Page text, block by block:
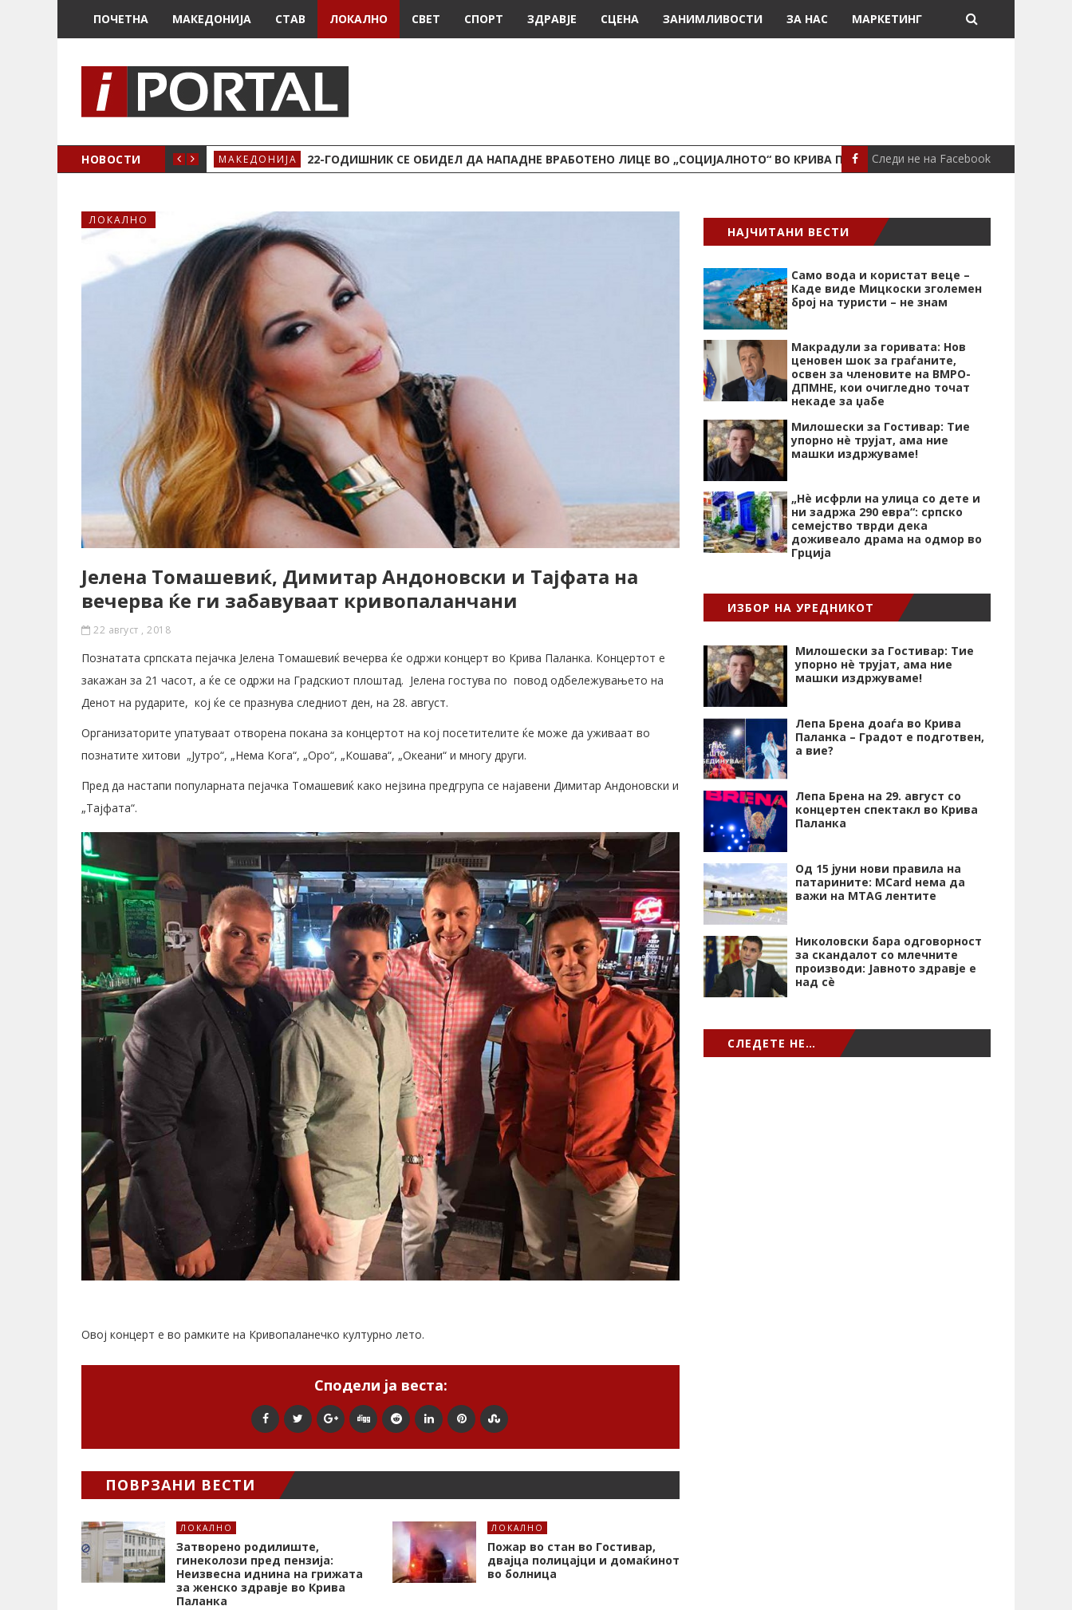
ПОЧЕТНА МАКЕДОНИЈА СТАВ ЛОКАЛНО СВЕТ СПОРТ ЗДРАВЈЕ СЦЕНА ЗАНИМЛИВОСТИ ЗА НАС МАРКЕТИНГ
НОВОСТИ
ЖЕНСКО ЗДРАВЈЕ ВО КРИВА ПАЛАНКА МАКЕДОНИЈА 22-ГОДИШНИК СЕ ОБИДЕЛ ДА НАПАДНЕ ВРАБОТЕНО ЛИЦЕ ВО „СОЦИЈАЛНОТО“ ВО КРИВА ПАЛАНКА ЛОКАЛНО ПОЖАР ВО
Следи не на Facebook
ЛОКАЛНО
Јелена Томашевиќ, Димитар Андоновски и Тајфата на
вечерва ќе ги забавуваат кривопаланчани
22 август , 2018
Познатата српската пејачка Јелена Томашевиќ вечерва ќе одржи концерт во Крива Паланка. Концертот е
закажан за 21 часот, а ќе се одржи на Градскиот плоштад. Јелена гостува по повод одбележувањето на
Денот на рударите, кој ќе се празнува следниот ден, на 28. август.
Организаторите упатуваат отворена покана за концертот на кој посетителите ќе може да уживаат во
познатите хитови „Јутро“, „Нема Кога“, „Оро“, „Кошава“, „Океани“ и многу други.
Пред да настапи популарната пејачка Томашевиќ како нејзина предгрупа се најавени Димитар Андоновски и
„Тајфата“.
Овој концерт е во рамките на Кривопаланечко културно лето.
Сподели ја веста:
ПОВРЗАНИ ВЕСТИ
ЛОКАЛНО
Затворено родилиште,
гинеколози пред пензија:
Неизвесна иднина на грижата
за женско здравје во Крива
Паланка
ЛОКАЛНО
Пожар во стан во Гостивар,
двајца полицајци и домаќинот
во болница
НАЈЧИТАНИ ВЕСТИ
Само вода и користат веце –
Каде виде Мицкоски зголемен
број на туристи – не знам
Макрадули за горивата: Нов
ценовен шок за граѓаните,
освен за членовите на ВМРО-
ДПМНЕ, кои очигледно точат
некаде за џабе
Милошески за Гостивар: Тие
упорно нѐ трујат, ама ние
машки издржуваме!
„Нѐ исфрли на улица со дете и
ни задржа 290 евра“: српско
семејство тврди дека
доживеало драма на одмор во
Грција
ИЗБОР НА УРЕДНИКОТ
Милошески за Гостивар: Тие
упорно нѐ трујат, ама ние
машки издржуваме!
Лепа Брена доаѓа во Крива
Паланка – Градот е подготвен,
а вие?
Лепа Брена на 29. август со
концертен спектакл во Крива
Паланка
Од 15 јуни нови правила на
патарините: MCard нема да
важи на MTAG лентите
Николовски бара одговорност
за скандалот со млечните
производи: Јавното здравје е
над сѐ
СЛЕДЕТЕ НЕ…